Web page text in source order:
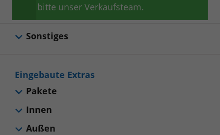
bitte unser Verkaufsteam.
Sonstiges
Eingebaute Extras
Pakete
Innen
Außen